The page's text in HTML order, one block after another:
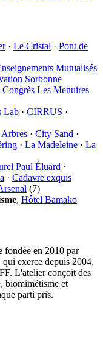
· Le Cristal · Pont de
Mutualisés
Sorbonne
Congrès Les Menuires
Lab · CIRRUS ·
· City Sand ·
· La Madeleine · La
Paul Éluard ·
· Cadavre exquis
(7)
, Hôtel Bamako
fondée en 2010 par
exerce depuis 2004,
L'atelier conçoit des
biomimétisme et
parti pris.